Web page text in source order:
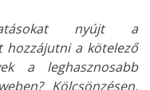
nyújt a
hozzájutni a kötelező
a leghasznosabb
Kölcsönzésen,